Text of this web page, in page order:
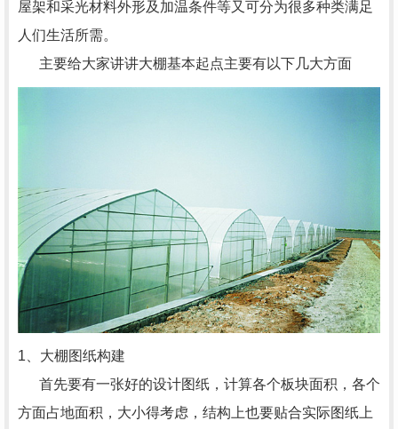
屋架和采光材料外形及加温条件等又可分为很多种类满足
人们生活所需。
主要给大家讲讲大棚基本起点主要有以下几大方面
1、大棚图纸构建
首先要有一张好的设计图纸，计算各个板块面积，各个
方面占地面积，大小得考虑，结构上也要贴合实际图纸上